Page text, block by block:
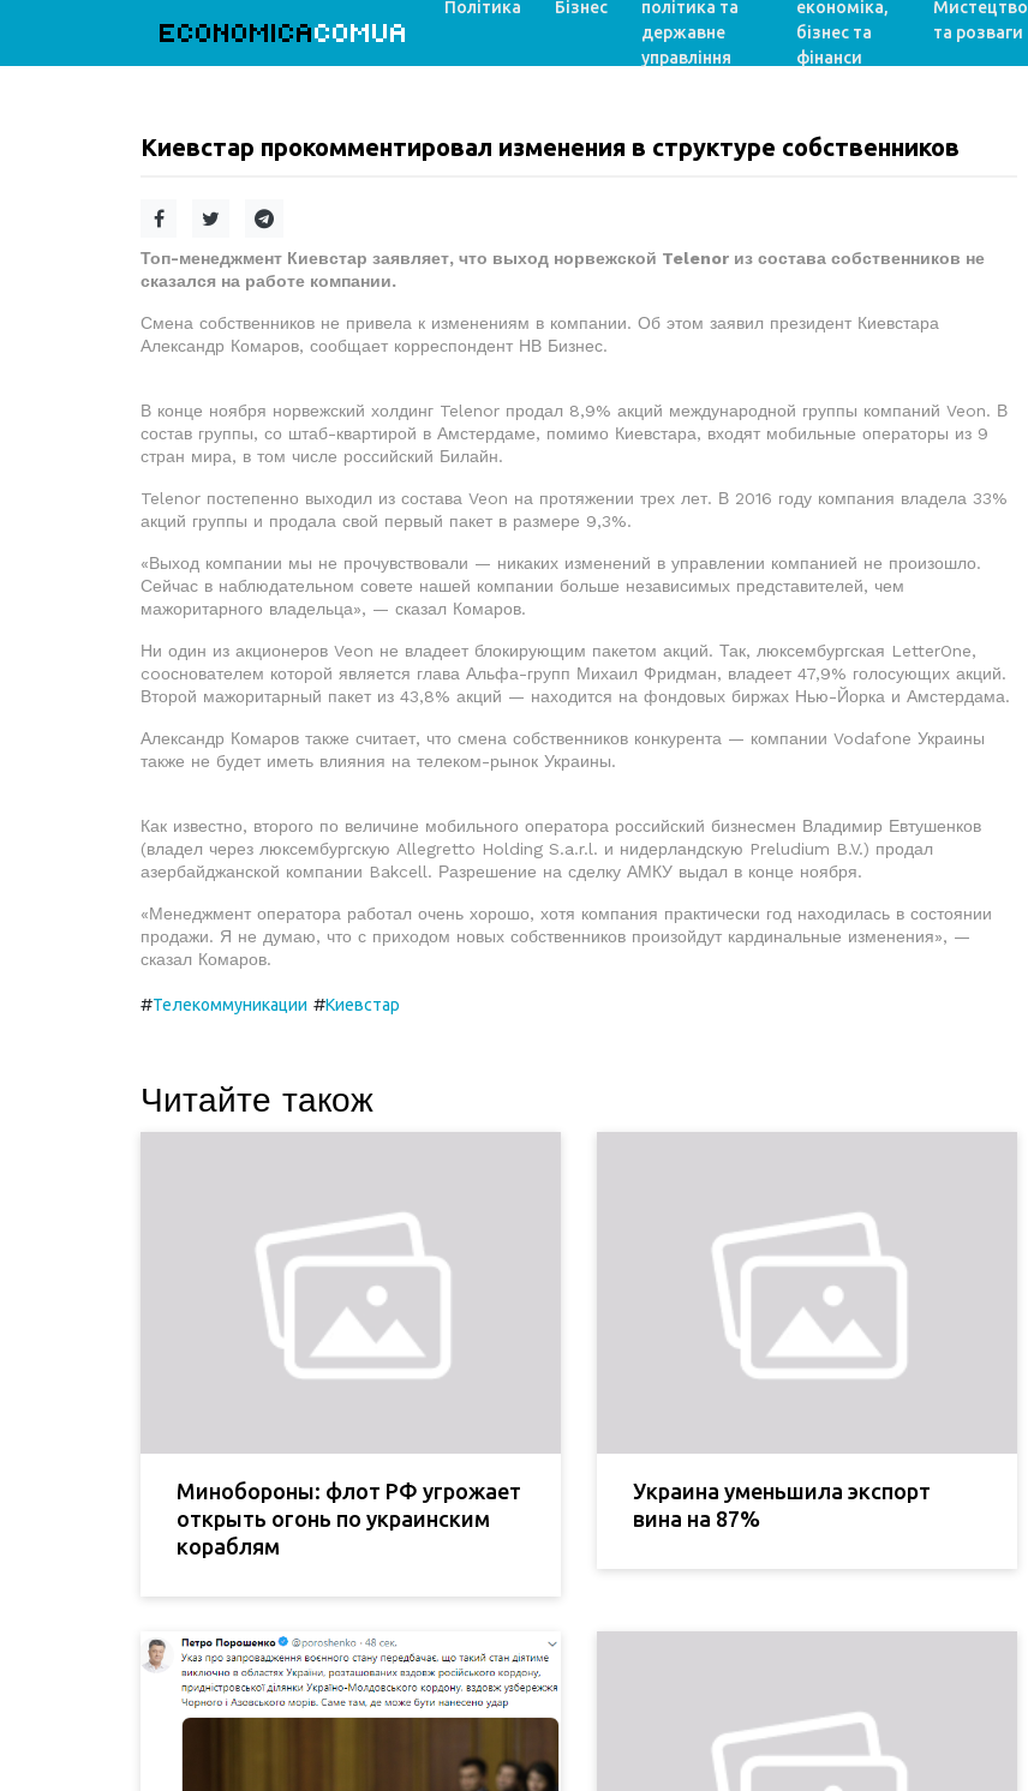
ECONOMICACOMUA
Політика Бізнес
політика та
державне
управління
економіка,
бізнес та
фінанси
Мистецтво
та розваги
Киевстар прокомментировал изменения в структуре собственников
Топ-менеджмент Киевстар заявляет, что выход норвежской Telenor из состава собственников не
сказался на работе компании.
Смена собственников не привела к изменениям в компании. Об этом заявил президент Киевстара
Александр Комаров, сообщает корреспондент НВ Бизнес.
В конце ноября норвежский холдинг Telenor продал 8,9% акций международной группы компаний Veon. В
состав группы, со штаб-квартирой в Амстердаме, помимо Киевстара, входят мобильные операторы из 9
стран мира, в том числе российский Билайн.
Telenor постепенно выходил из состава Veon на протяжении трех лет. В 2016 году компания владела 33%
акций группы и продала свой первый пакет в размере 9,3%.
«Выход компании мы не прочувствовали — никаких изменений в управлении компанией не произошло.
Сейчас в наблюдательном совете нашей компании больше независимых представителей, чем
мажоритарного владельца», — сказал Комаров.
Ни один из акционеров Veon не владеет блокирующим пакетом акций. Так, люксембургская LetterOne,
coоснователем которой является глава Альфа-групп Михаил Фридман, владеет 47,9% голосующих акций.
Второй мажоритарный пакет из 43,8% акций — находится на фондовых биржах Нью-Йорка и Амстердама.
Александр Комаров также считает, что смена собственников конкурента — компании Vodafone Украины
также не будет иметь влияния на телеком-рынок Украины.
Как известно, второго по величине мобильного оператора российский бизнесмен Владимир Евтушенков
(владел через люксембургскую Allegretto Holding S.a.r.l. и нидерландскую Preludium B.V.) продал
азербайджанской компании Bakcell. Разрешение на сделку АМКУ выдал в конце ноября.
«Менеджмент оператора работал очень хорошо, хотя компания практически год находилась в состоянии
продажи. Я не думаю, что с приходом новых собственников произойдут кардинальные изменения», —
сказал Комаров.
#Телекоммуникации #Киевстар
Читайте також
Минобороны: флот РФ угрожает
открыть огонь по украинским
кораблям
Украина уменьшила экспорт
вина на 87%